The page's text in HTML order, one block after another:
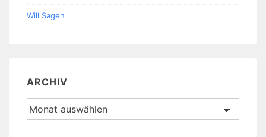
Will Sagen
ARCHIV
Archiv